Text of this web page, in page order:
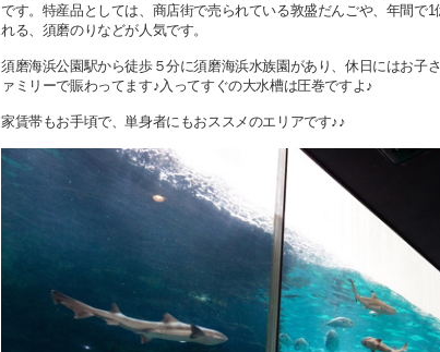
です。特産品としては、商店街で売られている敦盛だんごや、年間で1
れる、須磨のりなどが人気です。
須磨海浜公園駅から徒歩５分に須磨海浜水族園があり、休日にはお子
ァミリーで賑わってます♪入ってすぐの大水槽は圧巻ですよ♪
家賃帯もお手頃で、単身者にもおススメのエリアです♪♪